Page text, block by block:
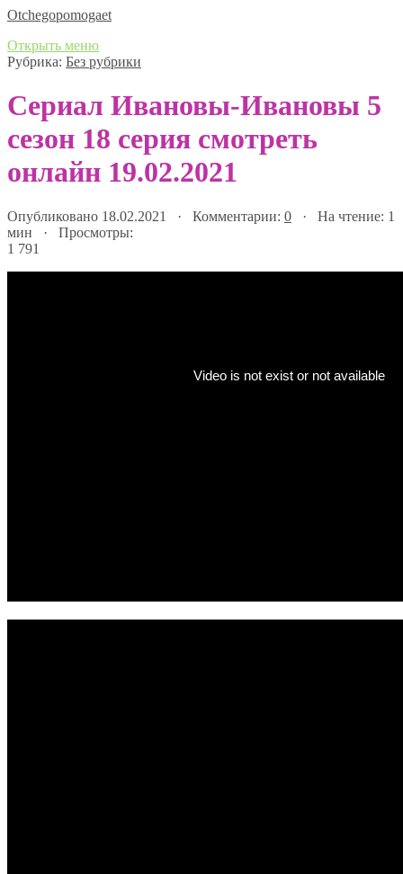
Оtchegopomogaet
Открыть меню
Рубрика: Без рубрики
Сериал Ивановы-Ивановы 5
сезон 18 серия смотреть
онлайн 19.02.2021
Опубликовано 18.02.2021 · Комментарии: 0 · На чтение: 1
мин · Просмотры:
1 791